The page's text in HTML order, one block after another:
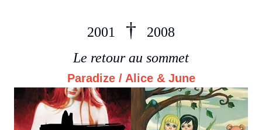
2001 † 2008
Le retour au sommet
Paradize / Alice & June